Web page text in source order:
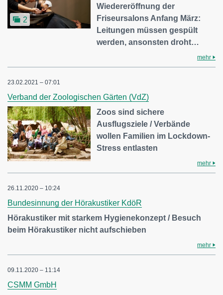
2
Wiedereröffnung der
Friseursalons Anfang März:
Leitungen müssen gespült
werden, ansonsten droht…
mehr
23.02.2021 – 07:01
Verband der Zoologischen Gärten (VdZ)
Zoos sind sichere
Ausflugsziele / Verbände
wollen Familien im Lockdown-
Stress entlasten
mehr
26.11.2020 – 10:24
Bundesinnung der Hörakustiker KdöR
Hörakustiker mit starkem Hygienekonzept / Besuch
beim Hörakustiker nicht aufschieben
mehr
09.11.2020 – 11:14
CSMM GmbH